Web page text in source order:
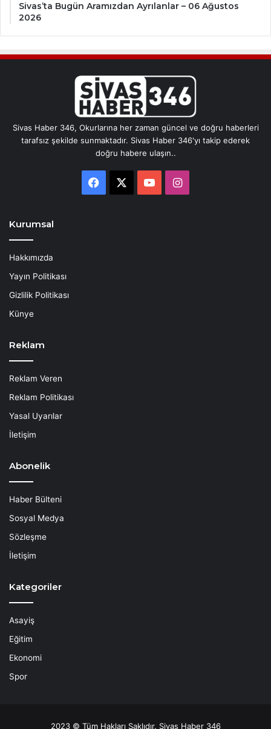
Sivas’ta Bugün Aramızdan Ayrılanlar – 06 Ağustos
2026
Sivas Haber 346, Okurlarına her zaman güncel ve doğru haberleri
tarafsız şekilde sunmaktadır. Sivas Haber 346'yı takip ederek
doğru habere ulaşın..
Facebook YouTubeInstagram
Kurumsal
Hakkımızda
Yayın Politikası
Gizlilik Politikası
Künye
Reklam
Reklam Veren
Reklam Politikası
Yasal Uyarılar
İletişim
Abonelik
Haber Bülteni
Sosyal Medya
Sözleşme
İletişim
Kategoriler
Asayiş
Eğitim
Ekonomi
Spor
2023 © Tüm Hakları Saklıdır. Sivas Haber 346